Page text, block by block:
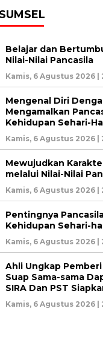
SUMSEL
Belajar dan
Nilai-Nilai Pancasila
Kamis, 6 Agustus 2026 |
Mengenal Diri
Mengamalkan
Kehidupan Sehari-
Kamis, 6 Agustus 2026 |
Mewujudkan
melalui Nilai-Nilai
Kamis, 6 Agustus 2026 |
Pentingnya
Kehidupan Sehari-
Kamis, 6 Agustus 2026 |
Ahli Ungkap
Suap Sama-sama
SIRA Dan PST
Kamis, 6 Agustus 2026 |